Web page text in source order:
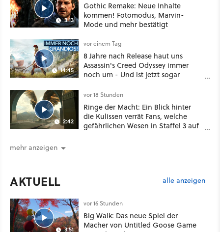
3:13
Gothic Remake: Neue Inhalte
kommen! Fotomodus, Marvin-
Mode und mehr bestätigt
14:45
vor einem Tag
8 Jahre nach Release haut uns
Assassin's Creed Odyssey immer
noch um - Und ist jetzt sogar
2:42
vor 18 Stunden
Ringe der Macht: Ein Blick hinter
die Kulissen verrät Fans, welche
gefährlichen Wesen in Staffel 3 auf
mehr anzeigen
AKTUELL alle anzeigen
3:51
vor 16 Stunden
Big Walk: Das neue Spiel der
Macher von Untitled Goose Game